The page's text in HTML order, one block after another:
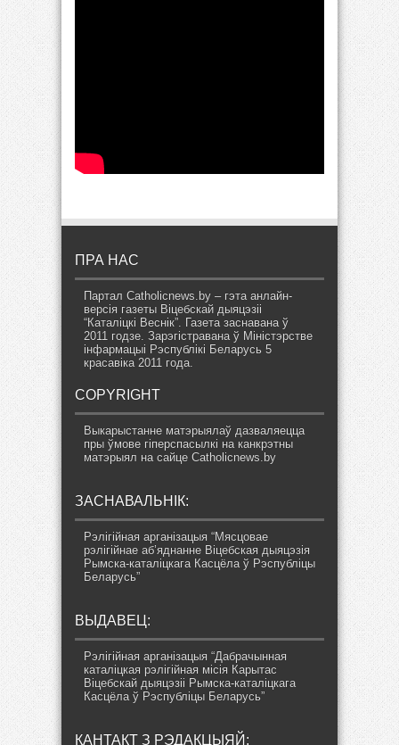
ПРА НАС
Партал Catholicnews.by – гэта анлайн-
версія газеты Віцебскай дыяцэзіі
“Каталіцкі Веснік”. Газета заснавана ў
2011 годзе. Зарэгістравана ў Міністэрстве
інфармацыі Рэспублікі Беларусь 5
красавіка 2011 года.
COPYRIGHT
Выкарыстанне матэрыялаў дазваляецца
пры ўмове гіперспасылкі на канкрэтны
матэрыял на сайце Catholicnews.by
ЗАСНАВАЛЬНІК:
Рэлігійная арганізацыя “Мясцовае
рэлігійнае аб’яднанне Віцебская дыяцэзія
Рымска-каталіцкага Касцёла ў Рэспубліцы
Беларусь”
ВЫДАВЕЦ:
Рэлігійная арганізацыя “Дабрачынная
каталіцкая рэлігійная місія Карытас
Віцебскай дыяцэзіі Рымска-каталіцкага
Касцёла ў Рэспубліцы Беларусь”
КАНТАКТ З РЭДАКЦЫЯЙ: